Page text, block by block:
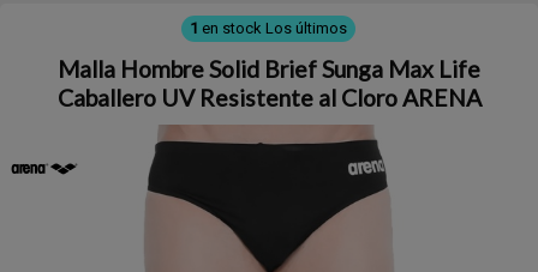
1 en stock Los últimos
Malla Hombre Solid Brief Sunga Max Life
Caballero UV Resistente al Cloro ARENA